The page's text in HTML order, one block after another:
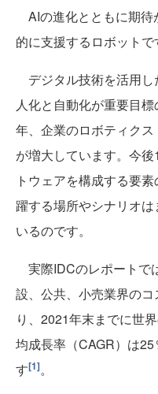
AIの進化とともに期待
的に支援するロボットで
デジタル技術を活用
人化と自動化が重要目
年、企業のロボティク
が増大しています。今
トウェアを構成する要
躍する場所やシナリオ
いるのです。
実際IDCのレポートで
設、公共、小売業界の
り、2021年末までに世
均成長率（CAGR）は
す[1]。